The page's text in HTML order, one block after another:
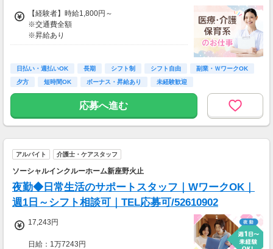
【経験者】時給1,800円～
※交通費全額
※昇給あり
◎日勤／経験者の場合
・日収(1,800*8)円（時給1,800円×8h）
※資格手当あり（時給50円～UP/資格の種類に
よって異なる）
支払方法：週払い
※週払いOK（規定あり）
→金曜日締め最短翌週火曜日にお給料GET♪
（稼働開始時は手続き完了次第となります）
日払い・週払いOK 長期 シフト制 シフト自由
副業・ＷワークOK
夕方
短時間OK ボーナス・昇給あり 未経験歓迎
応募へ進む
アルバイト 介護士・ケアスタッフ
ソーシャルインクルーホーム新座野火止
夜勤◆日常生活のサポートスタッフ｜WワークOK｜
週1日～シフト相談可｜TEL応募可/52610902
17,243円
日給：1万7243円